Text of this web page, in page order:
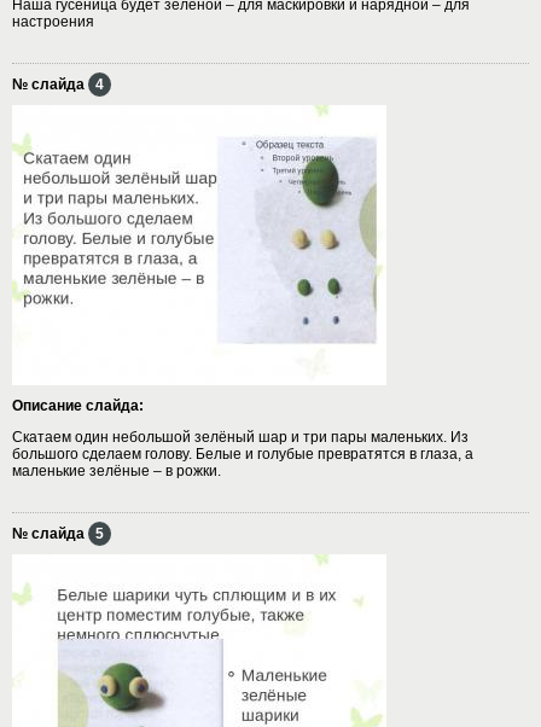
Наша гусеница будет зелёной – для маскировки и нарядной – для
настроения
№ слайда 4
Описание слайда:
Скатаем один небольшой зелёный шар и три пары маленьких. Из
большого сделаем голову. Белые и голубые превратятся в глаза, а
маленькие зелёные – в рожки.
№ слайда 5